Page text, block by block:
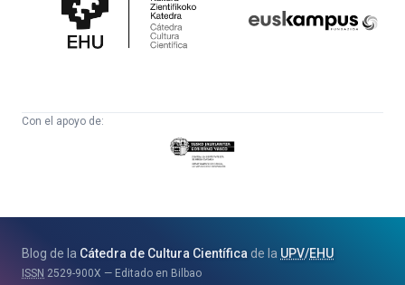
Cultura
Científica
Con el apoyo de:
Eusko
Jaurlaritza
eta
Berrikuntza
Blog de la Cátedra de Cultura Científicade la UPV/EHU
ISSN 2529-900X Editado en Bilbao